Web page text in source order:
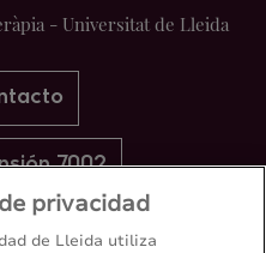
- Universitat de Lleida
7002
privacidad
de Lleida utiliza